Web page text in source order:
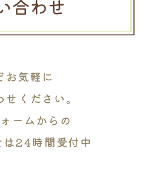
お気軽に
ください。
ームからの
は24時間受付中